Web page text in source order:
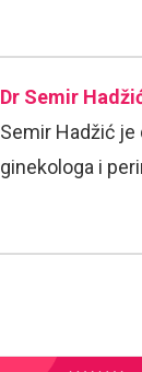
Dr Semir
Semir Hadžić
ginekologa i